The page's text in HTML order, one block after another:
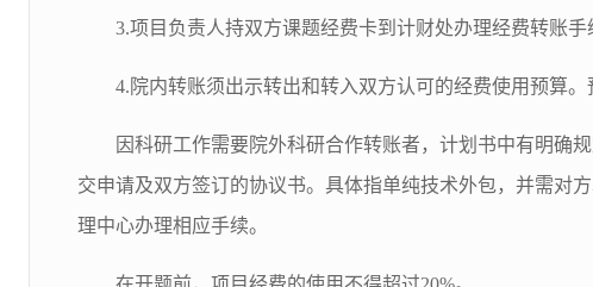
3.项目负责人持双方课题经费卡到计财处办理经费转账手
4.院内转账须出示转出和转入双方认可的经费使用预算
因科研工作需要院外科研合作转账者，计划书中有明确
交申请及双方签订的协议书。具体指单纯技术外包，并需对
理中心办理相应手续。